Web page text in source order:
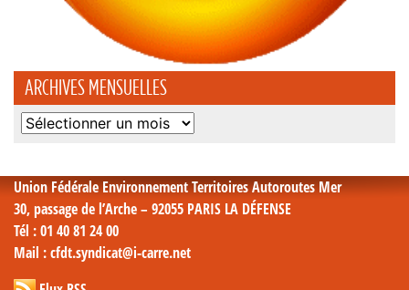
ARCHIVES MENSUELLES
Archives
Union Fédérale Environnement Territoires Autoroutes Mer
30, passage de l’Arche – 92055 PARIS LA DÉFENSE
Tél : 01 40 81 24 00
Mail : cfdt.syndicat@i-carre.net